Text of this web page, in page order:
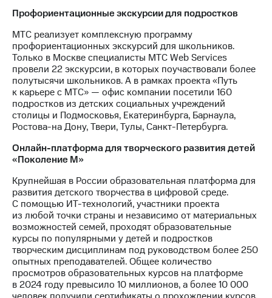
Профориентационные экскурсии для подростков
МТС реализует комплексную программу
профориентационных экскурсий для школьников.
Только в Москве специалисты МТС Web Services
провели 22 экскурсии, в которых поучаствовали более
полутысячи школьников. А в рамках проекта «Путь
к карьере с МТС» — офис компании посетили 160
подростков из детских социальных учреждений
столицы и Подмосковья, Екатеринбурга, Барнаула,
Ростова-на Дону, Твери, Тулы, Санкт-Петербурга.
Онлайн-платформа для творческого развития детей
«Поколение М»
Крупнейшая в России образовательная платформа для
развития детского творчества в цифровой среде.
С помощью ИТ-технологий, участники проекта
из любой точки страны и независимо от материальных
возможностей семей, проходят образовательные
курсы по популярными у детей и подростков
творческим дисциплинам под руководством более 250
опытных преподавателей. Общее количество
просмотров образовательных курсов на платформе
в 2024 году превысило 10 миллионов, а более 10 000